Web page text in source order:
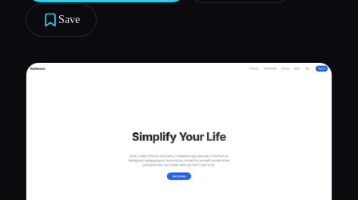
Блог
Сравнить инструменты
Save